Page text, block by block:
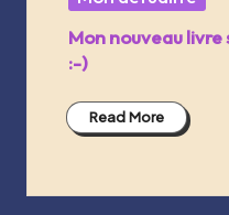
in
Mon nouveau
:-)
Read More